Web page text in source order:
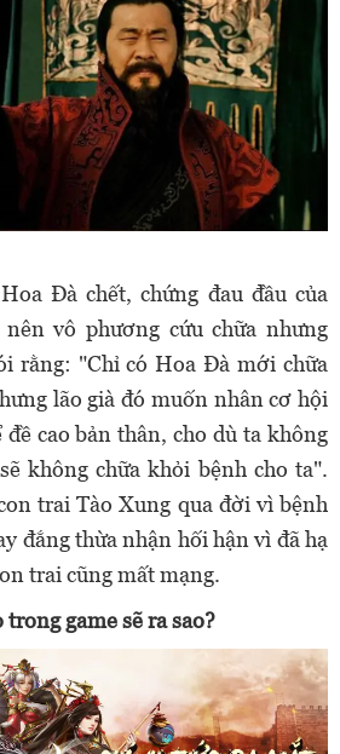
Đà chết, chứng đau đầu của
vô phương cứu chữa nhưng
rằng: "Chỉ có Hoa Đà mới chữa
lão già đó muốn nhân cơ hội
đề cao bản thân, cho dù ta không
không chữa khỏi bệnh cho ta".
trai Tào Xung qua đời vì bệnh
đắng thừa nhận hối hận vì đã hạ
trai cũng mất mạng.
game sẽ ra sao?